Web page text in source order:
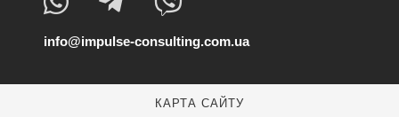
info@impulse-consulting.com.ua
КАРТА САЙТУ